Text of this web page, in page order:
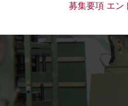
募集要項 エン